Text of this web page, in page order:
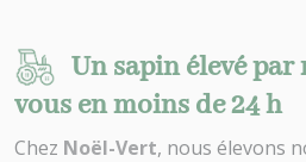
Un sapin élevé par
vous en moins de 24 h
Chez Noël-Vert, nous élevons